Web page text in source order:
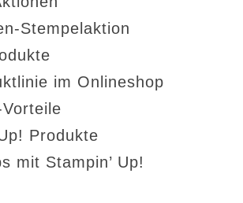
Stempelaktion
im Onlineshop
Produkte
mit Stampin’ Up!